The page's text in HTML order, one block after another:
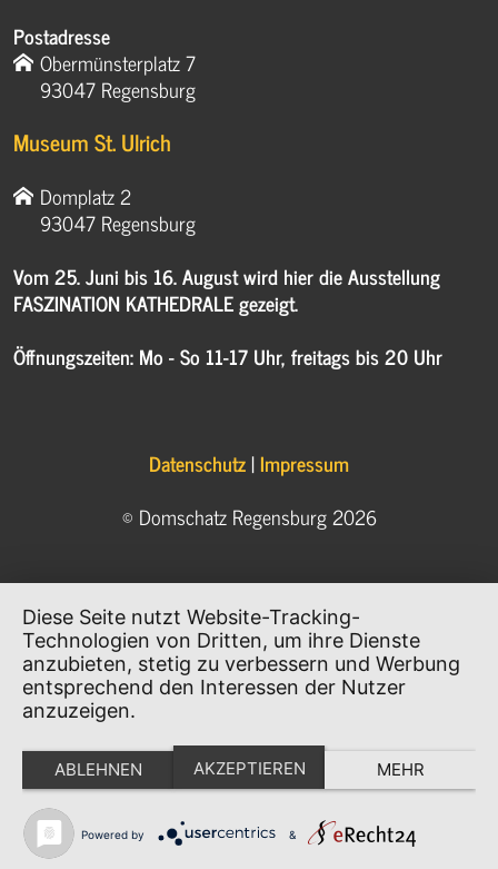
Postadresse
Obermünsterplatz 7
93047 Regensburg
Museum St. Ulrich
Domplatz 2
93047 Regensburg
Vom 25. Juni bis 16. August wird hier die Ausstellung
FASZINATION KATHEDRALE gezeigt.
Öffnungszeiten: Mo - So 11-17 Uhr, freitags bis 20 Uhr
Datenschutz|Impressum
© Domschatz Regensburg 2026
Diese Seite nutzt Website-Tracking-
Technologien von Dritten, um ihre Dienste
anzubieten, stetig zu verbessern und Werbung
entsprechend den Interessen der Nutzer
anzuzeigen.
ABLEHNEN AKZEPTIEREN MEHR
Powered by &